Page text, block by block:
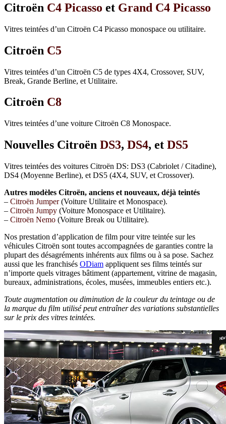
Citroën C4 Picasso et Grand C4 Picasso
Vitres teintées d’un Citroën C4 Picasso monospace ou utilitaire.
Citroën C5
Vitres teintées d’un Citroën C5 de types 4X4, Crossover, SUV,
Break, Grande Berline, et Utilitaire.
Citroën C8
Vitres teintées d’une voiture Citroën C8 Monospace.
Nouvelles Citroën DS3, DS4, et DS5
Vitres teintées des voitures Citroën DS: DS3 (Cabriolet / Citadine),
DS4 (Moyenne Berline), et DS5 (4X4, SUV, et Crossover).
Autres modèles Citroën, anciens et nouveaux, déjà teintés
– Citroën Jumper(Voiture Utilitaire et Monospace).
– Citroën Jumpy (Voiture Monospace et Utilitaire).
– Citroën Nemo (Voiture Break ou Utilitaire).
Nos prestation d’application de film pour vitre teintée sur les
véhicules Citroën sont toutes accompagnées de garanties contre la
plupart des désagréments inhérents aux films ou à sa pose. Sachez
aussi que les franchisés ODiam appliquent ses films teintés sur
n’importe quels vitrages bâtiment (appartement, vitrine de magasin,
bureaux, administrations, écoles, musées, immeubles entiers etc.).
Toute augmentation ou diminution de la couleur du teintage ou de
la marque du film utilisé peut entraîner des variations substantielles
sur le prix des vitres teintées.